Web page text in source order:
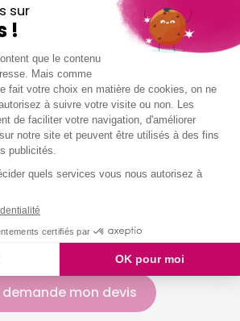
sols (carrelage, parquet,
salle de bain
sanitaires
vitres
chez vous à partir de 2h
demande mon devis